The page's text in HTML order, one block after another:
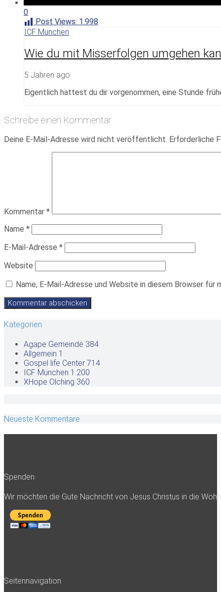
0
Post Views: 1.998
ICF München
Wie du mit Misserfolgen umgehen
5 Jahren ago
Eigentlich hattest du dir vorgenommen, eine Stunde
Schreibe einen Kommentar
Deine E-Mail-Adresse wird nicht veröffentlicht. Erforderliche
Kommentar *
Name *
E-Mail-Adresse *
Website
Name, E-Mail-Adresse und Website in diesem Browser für
Kategorien
Agape Gemeinde 384
Allgemein 1
Gospel life Center 714
ICF München 1.200
XHope Olching 360
Neueste Kommentare
Spenden
Wir möchten die Gute Nachricht von Jesus Christus in die
Seitennavigation